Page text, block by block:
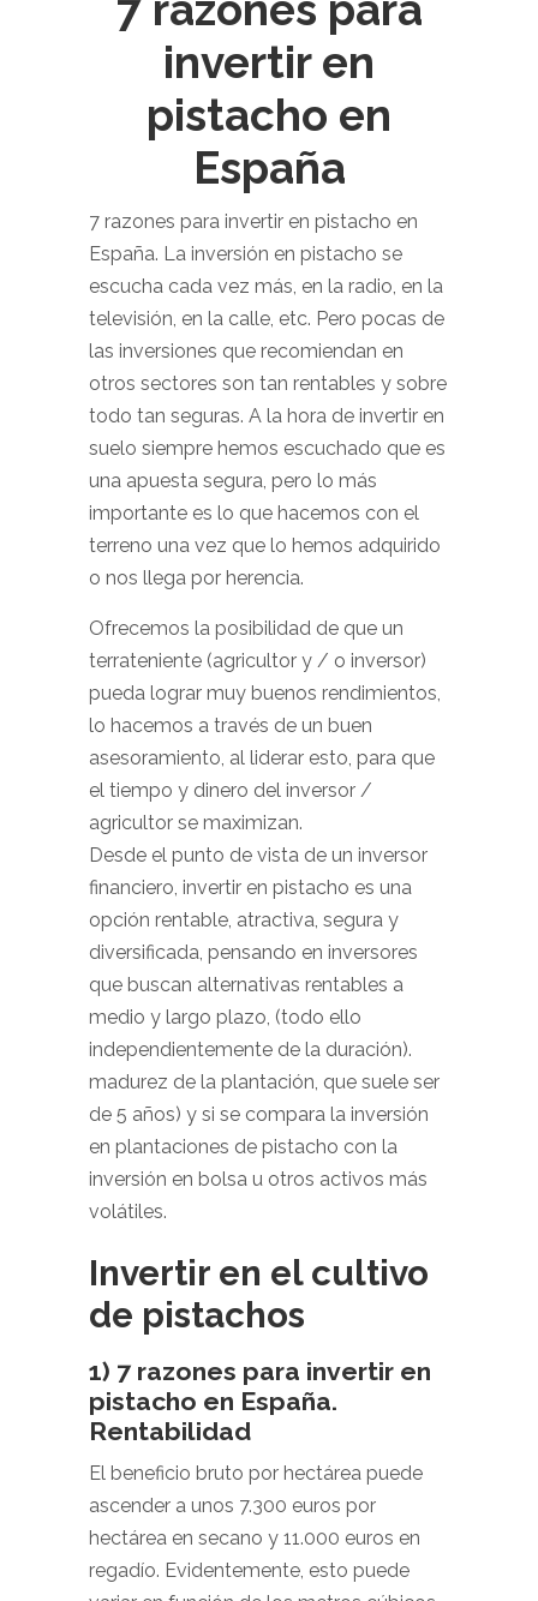
invertir en
pistacho en
España
7 razones para invertir en pistacho en
España. La inversión en pistacho se
escucha cada vez más, en la radio, en la
televisión, en la calle, etc. Pero pocas de
las inversiones que recomiendan en
otros sectores son tan rentables y sobre
todo tan seguras. A la hora de invertir en
suelo siempre hemos escuchado que es
una apuesta segura, pero lo más
importante es lo que hacemos con el
terreno una vez que lo hemos adquirido
o nos llega por herencia.
Ofrecemos la posibilidad de que un
terrateniente (agricultor y / o inversor)
pueda lograr muy buenos rendimientos,
lo hacemos a través de un buen
asesoramiento, al liderar esto, para que
el tiempo y dinero del inversor /
agricultor se maximizan.
Desde el punto de vista de un inversor
financiero, invertir en pistacho es una
opción rentable, atractiva, segura y
diversificada, pensando en inversores
que buscan alternativas rentables a
medio y largo plazo, (todo ello
independientemente de la duración).
madurez de la plantación, que suele ser
de 5 años) y si se compara la inversión
en plantaciones de pistacho con la
inversión en bolsa u otros activos más
volátiles.
Invertir en el cultivo
de pistachos
1) 7 razones para invertir en
pistacho en España.
Rentabilidad
El beneficio bruto por hectárea puede
ascender a unos 7.300 euros por
hectárea en secano y 11.000 euros en
regadío. Evidentemente, esto puede